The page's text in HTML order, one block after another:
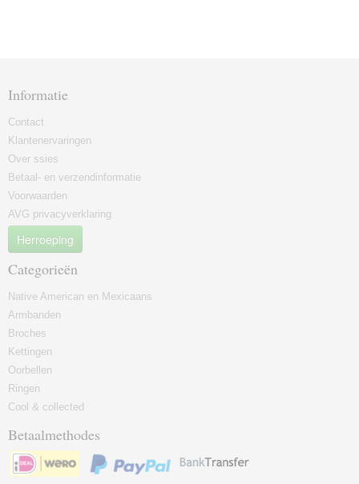
Informatie
Contact
Klantenervaringen
Over ssies
Betaal- en verzendinformatie
Voorwaarden
AVG privacyverklaring
Herroeping
Categorieën
Native American en Mexicaans
Armbanden
Broches
Kettingen
Oorbellen
Ringen
Cool & collected
Betaalmethodes